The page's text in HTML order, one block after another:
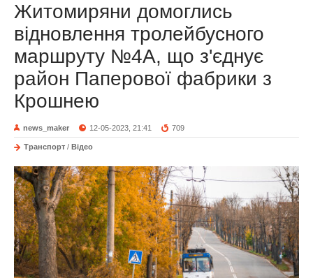
Житомиряни домоглись
відновлення тролейбусного
маршруту №4А, що з'єднує
район Паперової фабрики з
Крошнею
news_maker 12-05-2023, 21:41 709
Транспорт / Відео